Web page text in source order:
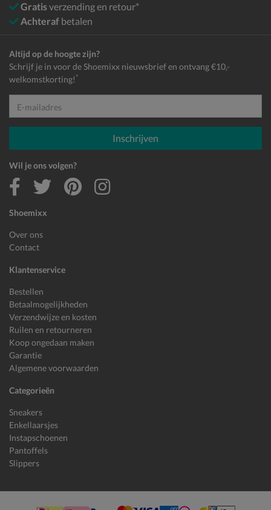
Gratisverzending en retour*
Achteraf betalen
Shoemixx
Over ons
Contact
Klantenservice
Bestellen
Betaalmogelijkheden
Verzendwijze en kosten
Ruilen en retourneren
Koop ongedaan maken
Garantie
Algemene voorwaarden
Categorieën
Sneakers
Enkellaarsjes
Instapschoenen
Pantoffels
Slippers
Altijd op de hoogte zijn?
Schrijf je in voor de Shoemixx nieuwsbrief en ontvang €10,-
welkomstkorting! *
E-mailadres
Inschrijven
Wil je ons volgen?